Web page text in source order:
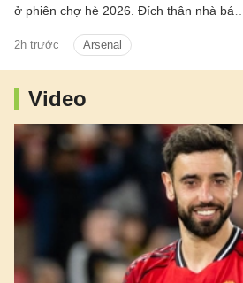
2h trước Arsenal
ở phiên chợ hè 2026. Đích thân nhà báo
nhận thương vụ sắp sửa được hoàn tất.
Dự kiến theo lịch tiền vệ người Brazil sẽ
bay về London trong hôm nay, bắt đầu
buổi kiểm tra y tế và hoàn tất các thủ tục
còn lại để chuẩn bị cho ra mắt đội bóng
mới.
Video